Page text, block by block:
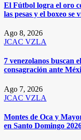
El Fútbol logra el oro
las pesas y el boxeo se
Ago 8, 2026
JCAC VZLA
7 venezolanos buscan
consagración ante
Ago 7, 2026
JCAC VZLA
Montes de Oca y
en Santo Domingo